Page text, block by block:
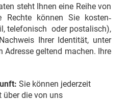
steht Ihnen eine Reihe von
Rechte können Sie kosten‐
telefonisch oder postalisch),
Ihrer Identität, unter
Adresse geltend machen. Ihre
Sie können jederzeit
die von uns